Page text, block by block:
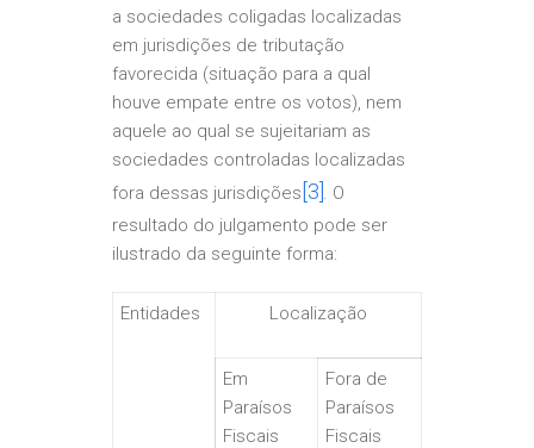
a sociedades coligadas localizadas
em jurisdições de tributação
favorecida (situação para a qual
houve empate entre os votos), nem
aquele ao qual se sujeitariam as
sociedades controladas localizadas
fora dessas jurisdições [3] . O
resultado do julgamento pode ser
ilustrado da seguinte forma:
Entidades Localização
Em
Paraísos
Fiscais
Fora de
Paraísos
Fiscais